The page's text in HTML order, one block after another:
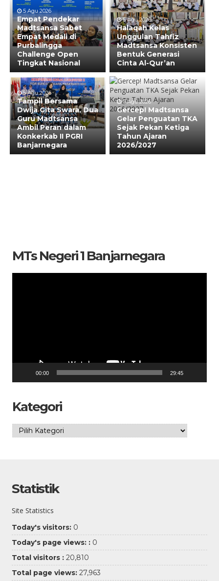
5 Agu 2026
Empat Pendekar
Madtsansa Sabet
Empat Medali di
Purbalingga
Challenge Open
Tingkat Nasional
5 Agu 2026
Halaqah Kelas
Unggulan Tahfiz
Madtsansa Konsisten
Bentuk Generasi
Cinta Al-Qur’an
5 Agu 2026
Tampil Bersama
Dwija Gita Swara, Dua
Guru Madtsansa
Ambil Peran dalam
Konkerkab II PGRI
Banjarnegara
5 Agu 2026
Gercep! Madtsansa
Gelar Penguatan TKA
Sejak Pekan Ketiga
Tahun Ajaran
2026/2027
MTs Negeri 1 Banjarnegara
00:00 29:45
Kategori
Kategori
Statistik
Site Statistics
Today's visitors: 0
Today's page views: : 0
Total visitors : 20,810
Total page views: 27,963